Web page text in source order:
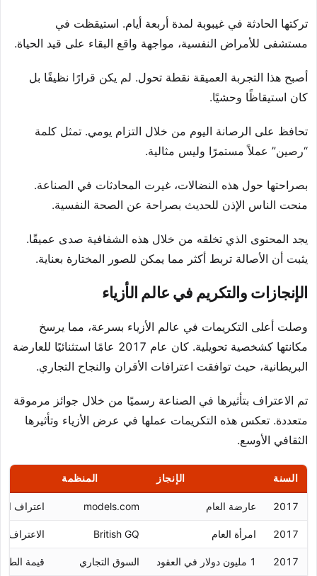
تركتها الحادثة في غيبوبة لمدة أربعة أيام. استيقظت في
مستشفى للأمراض النفسية، مواجهة واقع البقاء على قيد الحياة.
أصبح هذا التجربة العميقة نقطة تحول. لم يكن قرارًا نظيفًا بل
كان استيقاظًا وحشيًا.
تحافظ على الرصانة اليوم من خلال التزام يومي. تمثل كلمة
“رصين” عملاً مستمرًا وليس مثالية.
بصراحتها حول هذه النضالات، غيرت المحادثات في الصناعة.
منحت الناس الإذن للحديث بصراحة عن الصحة النفسية.
يجد المحتوى الذي تخلقه من خلال هذه الشفافية صدى عميقًا.
يثبت أن الأصالة تربط أكثر مما يمكن للصور المختارة بعناية.
الإنجازات والتكريم في عالم الأزياء
وصلت أعلى التكريمات في عالم الأزياء بسرعة، مما يرسخ
مكانتها كشخصية تحويلية. كان عام 2017 عامًا استثنائيًا للعارضة
البريطانية، حيث توافقت اعترافات الأقران والنجاح التجاري.
تم الاعتراف بتأثيرها في الصناعة رسميًا من خلال جوائز مرموقة
متعددة. تعكس هذه التكريمات عملها في عرض الأزياء وتأثيرها
الثقافي الأوسع.
السنة الإنجاز المنظمة
2017 عارضة العام models.com اعتراف
2017 امرأة العام British GQ الاعتراف
2017 1 مليون دولار في العقود السوق التجاري قيمة الطلب